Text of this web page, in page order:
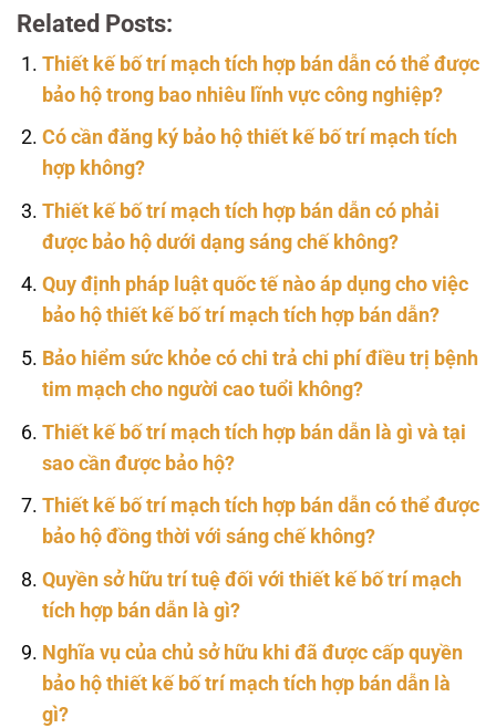
Related Posts:
Thiết kế bố trí mạch tích hợp bán dẫn có thể được
bảo hộ trong bao nhiêu lĩnh vực công nghiệp?
Có cần đăng ký bảo hộ thiết kế bố trí mạch tích
hợp không?
Thiết kế bố trí mạch tích hợp bán dẫn có phải
được bảo hộ dưới dạng sáng chế không?
Quy định pháp luật quốc tế nào áp dụng cho việc
bảo hộ thiết kế bố trí mạch tích hợp bán dẫn?
Bảo hiểm sức khỏe có chi trả chi phí điều trị bệnh
tim mạch cho người cao tuổi không?
Thiết kế bố trí mạch tích hợp bán dẫn là gì và tại
sao cần được bảo hộ?
Thiết kế bố trí mạch tích hợp bán dẫn có thể được
bảo hộ đồng thời với sáng chế không?
Quyền sở hữu trí tuệ đối với thiết kế bố trí mạch
tích hợp bán dẫn là gì?
Nghĩa vụ của chủ sở hữu khi đã được cấp quyền
bảo hộ thiết kế bố trí mạch tích hợp bán dẫn là
gì?